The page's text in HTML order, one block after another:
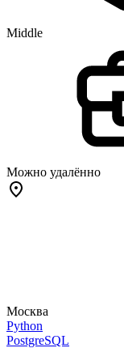
Middle
Можно удалённо
Москва
Python
PostgreSQL